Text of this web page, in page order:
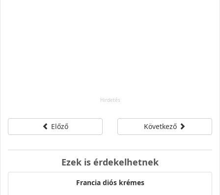
Előző Következő
Ezek is érdekelhetnek
Francia diós krémes